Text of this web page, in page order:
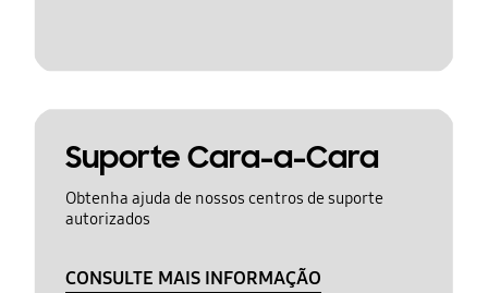
Suporte Cara-a-Cara
Obtenha ajuda de nossos centros de suporte
autorizados
CONSULTE MAIS INFORMAÇÃO